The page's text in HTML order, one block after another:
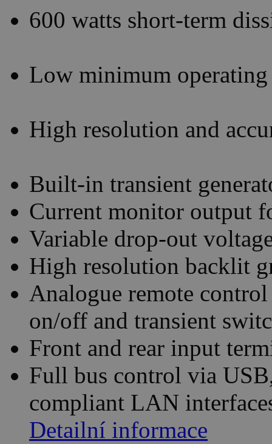
600 watts short-term
Low minimum
High resolution and
Built-in transient
Current monitor output
Variable drop-out
High resolution backlit
Analogue remote
on/off and transient
Front and rear input
Full bus control via
compliant LAN
Detailní informace